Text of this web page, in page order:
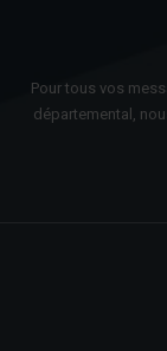
Pour tous vos
départemental,